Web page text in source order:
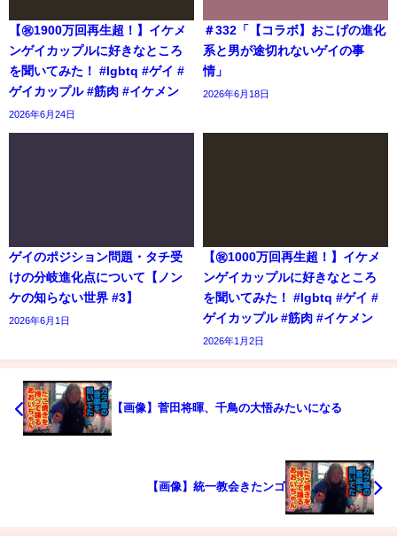
【㊗️1900万回再生超！】イケメ
ンゲイカップルに好きなところ
を聞いてみた！ #lgbtq #ゲイ #
ゲイカップル #筋肉 #イケメン
2026年6月24日
＃332「【コラボ】おこげの進化
系と男が途切れないゲイの事
情」
2026年6月18日
ゲイのポジション問題・タチ受
けの分岐進化点について【ノン
ケの知らない世界 #3】
2026年6月1日
【㊗️1000万回再生超！】イケメ
ンゲイカップルに好きなところ
を聞いてみた！ #lgbtq #ゲイ #
ゲイカップル #筋肉 #イケメン
2026年1月2日
【画像】菅田将暉、千鳥の大悟みたいになる
【画像】統一教会きたンゴ